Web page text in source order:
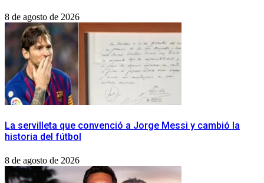
8 de agosto de 2026
La servilleta que convenció a Jorge Messi y cambió la
historia del fútbol
8 de agosto de 2026